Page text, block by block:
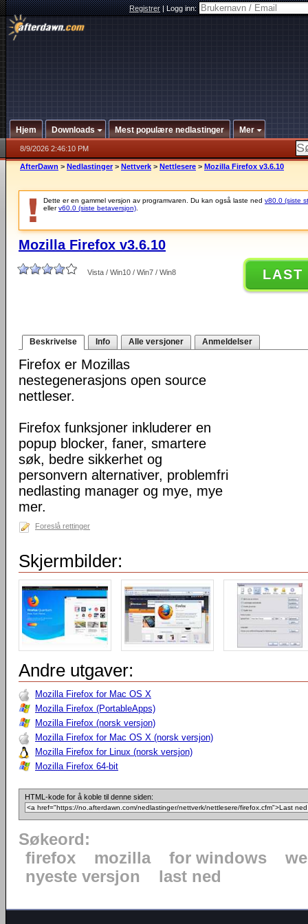
Registrer|Logg inn:
Hjem Downloads Mest populære nedlastinger Mer
8/9/2026 2:46:10 PM
AfterDawn > Nedlastinger > Nettverk > Nettlesere > Mozilla Firefox v3.6.10
Dette er en gammel versjon av programvaren. Du kan også laste ned v80.0 (siste
ellerv60.0 (siste betaversjon)
Mozilla Firefox v3.6.10
Vista / Win10 / Win7 / Win8 LAST
Beskrivelse Info Alle versjoner Anmeldelser
Firefox er Mozillas
nestegenerasjons open source
nettleser.
Firefox funksjoner inkluderer en
popup blocker, faner, smartere
søk, bedre sikkerhet og
personvern alternativer, problemfri
nedlasting manager og mye, mye
mer.
Foreslå rettinger
Skjermbilder:
Andre utgaver:
Mozilla Firefox for Mac OS X
Mozilla Firefox (PortableApps)
Mozilla Firefox (norsk versjon)
Mozilla Firefox for Mac OS X (norsk versjon)
Mozilla Firefox for Linux (norsk versjon)
Mozilla Firefox 64-bit
HTML-kode for å koble til denne siden:
Søkeord:
firefox
mozilla for windows
nyeste versjon
last ned